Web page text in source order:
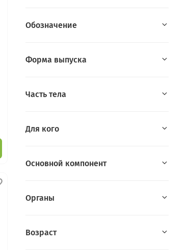
Обозначение
Форма выпуска
Часть тела
Для кого
Основной компонент
Органы
Возраст